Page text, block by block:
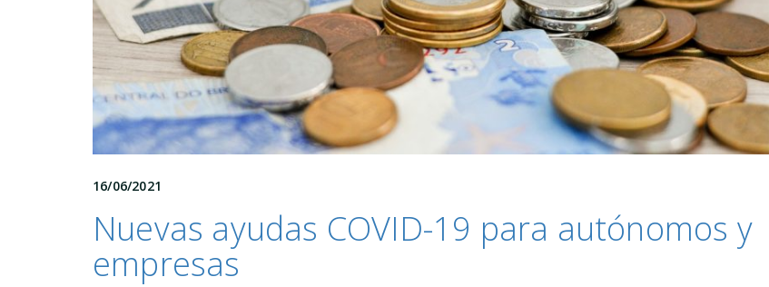
16/06/2021
Nuevas ayudas COVID-19 para autónomos y
empresas